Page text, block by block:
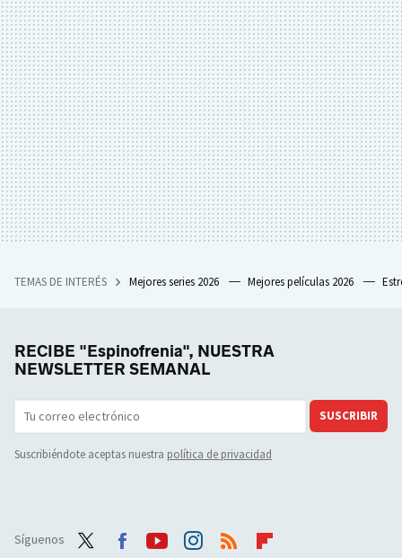
TEMAS DE INTERÉS Mejores series 2026 Mejores películas 2026
RECIBE "Espinofrenia", NUESTRA
NEWSLETTER SEMANAL
SUSCRIBIR
Suscribiéndote aceptas nuestra política de privacidad
Síguenos